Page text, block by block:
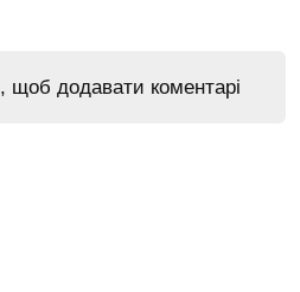
, щоб додавати коментарі